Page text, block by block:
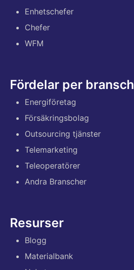
Enhetschefer
Chefer
WFM
Fördelar per bransch
Energiföretag
Försäkringsbolag
Outsourcing tjänster
Telemarketing
Teleoperatörer
Andra Branscher
Resurser
Blogg
Materialbank